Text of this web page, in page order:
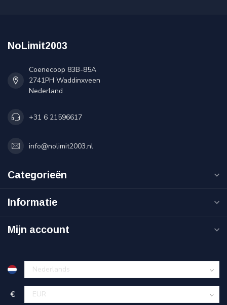
NoLimit2003
Coenecoop 83B-85A
2741PH Waddinxveen
Nederland
+31 6 21596617
info@nolimit2003.nl
Categorieën
Informatie
Mijn account
€